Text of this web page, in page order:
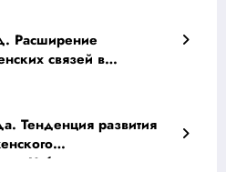
связей в
Тенденция развития
в Узбекистане